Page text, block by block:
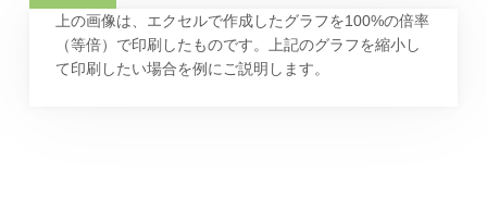
上の画像は、エクセルで作成したグラフを100%の倍率
（等倍）で印刷したものです。上記のグラフを縮小し
て印刷したい場合を例にご説明します。